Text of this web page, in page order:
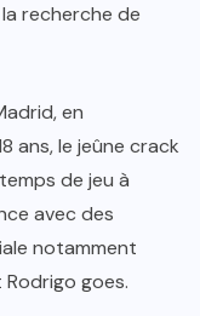
recherche de
en
ans, le jeûne crack
de jeu à
avec des
notamment
goes.